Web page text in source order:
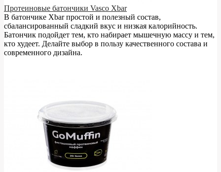
Протеиновые батончики Vasco Xbar
В батончике Xbar простой и полезный состав,
сбалансированный сладкий вкус и низкая калорийность.
Батончик подойдет тем, кто набирает мышечную массу и тем,
кто худеет. Делайте выбор в пользу качественного состава и
современного дизайна.